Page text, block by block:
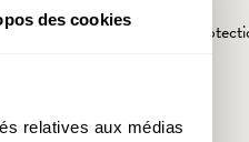
des cookies
relatives aux médias
Politique de